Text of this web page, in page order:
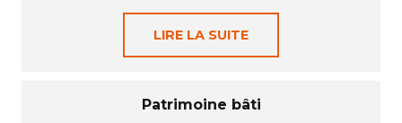
LIRE LA SUITE
Patrimoine bâti